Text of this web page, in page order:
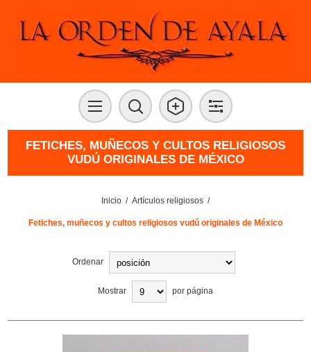
FETICHES, MUÑECOS Y CULTOS RELIGIOSOS
VUDÚ ORIGINALES DE MÉXICO
Inicio / Artículos religiosos /
Fetiches, muñecos y cultos religiosos vudú originales de México
Ordenar
Mostrar por página